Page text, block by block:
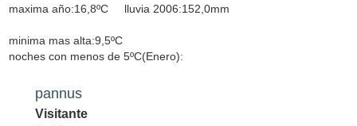
maxima año:16,8ºC lluvia 2006:152,0mm
minima mas alta:9,5ºC
noches con menos de 5ºC(Enero):
pannus
Visitante